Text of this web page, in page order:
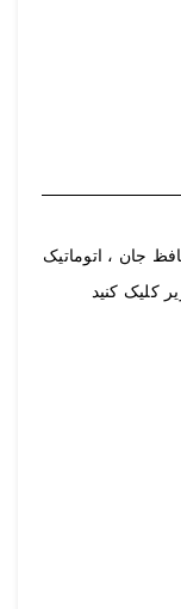
جان ، اتوماتیک
کلیک کنید